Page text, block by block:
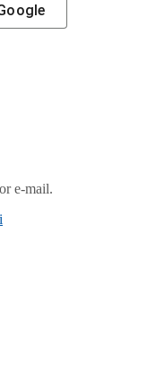
e-mail.